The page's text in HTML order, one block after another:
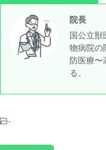
院長
国公立
物病院の
防医療〜
る。
-